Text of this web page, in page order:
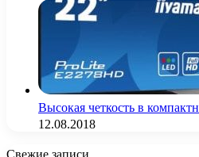
Высокая четкость в
12.08.2018